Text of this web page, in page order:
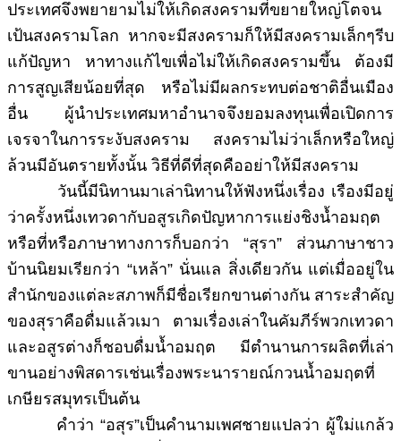
ประเทศจึงพยายามไม่ให้เกิดสงครามที่ขยายใหญ่โตจน
เป้นสงครามโลก หากจะมีสงครามก็ให้มีสงครามเล็กๆรีบ
แก้ปัญหา หาทางแก้ไขเพื่อไม่ให้เกิดสงครามขึ้น ต้องมี
การสูญเสียน้อยที่สุด หรือไม่มีผลกระทบต่อชาติอื่นเมือง
อื่น ผู้นำประเทศมหาอำนาจจึงยอมลงทุนเพื่อเปิดการ
เจรจาในการระงับสงคราม สงครามไม่ว่าเล็กหรือใหญ่
ล้วนมีอันตรายทั้งนั้น วิธีที่ดีที่สุดคืออย่าให้มีสงคราม
วันนี้มีนิทานมาเล่านิทานให้ฟังหนึ่งเรื่อง เรืองมีอยู่
ว่าครั้งหนึ่งเทวดากับอสูรเกิดปัญหาการแย่งชิงน้ำอมฤต
หรือที่หรือภาษาทางการก็บอกว่า “สุรา” ส่วนภาษาชาว
บ้านนิยมเรียกว่า “เหล้า” นั่นแล สิ่งเดียวกัน แต่เมื่ออยู่ใน
สำนักของแต่ละสภาพก็มีชื่อเรียกขานต่างกัน สาระสำคัญ
ของสุราคือดื่มแล้วเมา ตามเรื่องเล่าในคัมภีร์พวกเทวดา
และอสูรต่างก็ชอบดื่มน้ำอมฤต มีตำนานการผลิตที่เล่า
ขานอย่างพิสดารเช่นเรื่องพระนารายณ์กวนน้ำอมฤตที่
เกษียรสมุทรเป็นต้น
คำว่า “อสุร”เป็นคำนามเพศชายแปลว่า ผู้ใม่แกล้ว